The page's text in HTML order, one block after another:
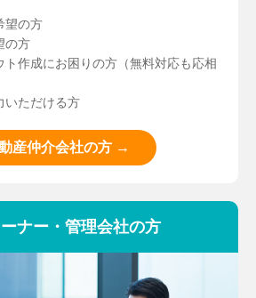
望の方
の方
ト作成にお困りの方（無料対応も応相
いただける方
産仲介会社の方 →
ナー・管理会社の方